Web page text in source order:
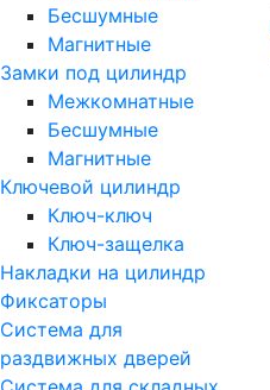
Бесшумные
Магнитные
Замки под цилиндр
Межкомнатные
Бесшумные
Магнитные
Ключевой цилиндр
Ключ-ключ
Ключ-защелка
Накладки на цилиндр
Фиксаторы
Система для
раздвижных дверей